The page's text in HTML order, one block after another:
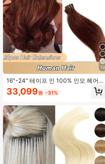
13
16"-24" 테이프 인 100% 인모 헤어
익스텐션 여성용 20개/팩 스트레이트
심리스 스킨 웨프트 레미 인모 테이프
코스튬 룩, 신부 헤어스타일, 스푸키
고딕 룩용 헤어 익스텐션
33,099원 -31%